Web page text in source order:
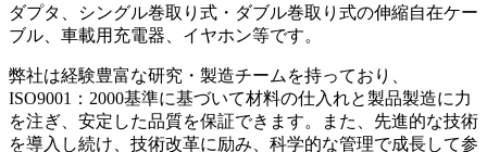
ダプタ、シングル巻取り式・ダブル巻取り式の伸縮自在ケー
ブル、車載用充電器、イヤホン等です。
弊社は経験豊富な研究・製造チームを持っており、
ISO9001：2000基準に基づいて材料の仕入れと製品製造に力
を注ぎ、安定した品質を保証できます。また、先進的な技術
を導入し続け、技術改革に励み、科学的な管理で成長して参